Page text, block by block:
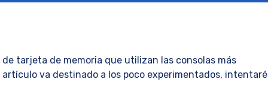
tarjeta de memoria que utilizan las consolas más
va destinado a los poco experimentados, intentaré